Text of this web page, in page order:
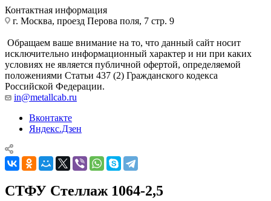
Контактная информация
г. Москва, проезд Перова поля, 7 стр. 9
Обращаем ваше внимание на то, что данный сайт носит
исключительно информационный характер и ни при каких
условиях не является публичной офертой, определяемой
положениями Статьи 437 (2) Гражданского кодекса
Российской Федерации.
in@metallcab.ru
Вконтакте
Яндекс.Дзен
СТФУ Стеллаж 1064-2,5